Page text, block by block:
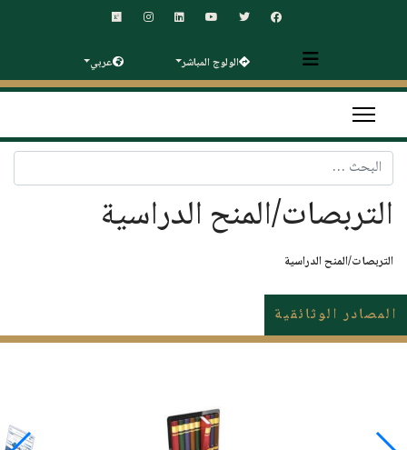
الولوج المباشر عربي
البحث
التربصات/المنح الدراسية
التربصات/المنح الدراسية
المصادر الوثائقية